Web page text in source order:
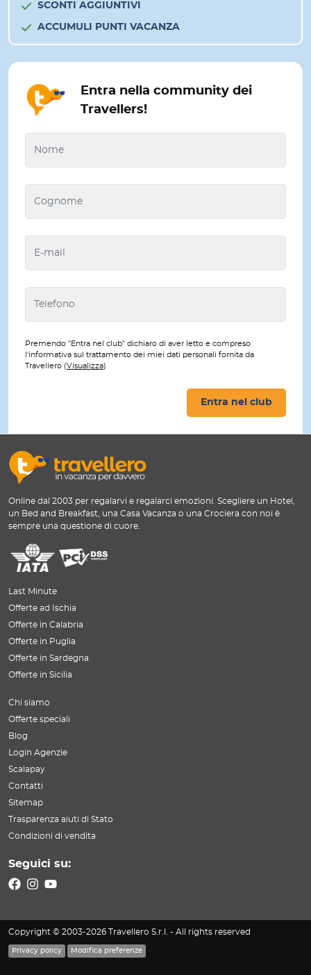
SCONTI AGGIUNTIVI
ACCUMULI PUNTI VACANZA
Entra nella community dei
Travellers!
Premendo "Entra nel club" dichiaro di aver letto e compreso
l'informativa sul trattamento dei miei dati personali fornita da
Travellero (Visualizza)
Entra nel club
Online dal 2003 per regalarvi e regalarci emozioni. Scegliere un Hotel,
un Bed and Breakfast, una Casa Vacanza o una Crociera con noi è
sempre una questione di cuore.
Last Minute
Offerte ad Ischia
Offerte in Calabria
Offerte in Puglia
Offerte in Sardegna
Offerte in Sicilia
Chi siamo
Offerte speciali
Blog
Login Agenzie
Scalapay
Contatti
Sitemap
Trasparenza aiuti di Stato
Condizioni di vendita
Seguici su:
Copyright © 2003-2026 Travellero S.r.l. - All rights reserved
Privacy policy Modifica preferenze